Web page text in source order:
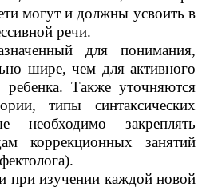
могут и должны усвоить в
речи.
для понимания,
шире, чем для активного
ребенка. Также уточняются
типы синтаксических
необходимо закреплять
коррекционных занятий
при изучении каждой новой